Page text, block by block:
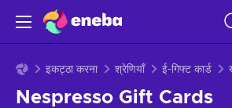
इकट्ठा करना श्रेणियाँ ई-गिफ्ट कार्ड
Nespresso Gift Cards